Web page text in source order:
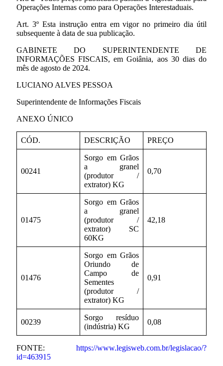
Operações Internas como para Operações Interestaduais.
Art. 3º Esta instrução entra em vigor no primeiro dia útil
subsequente à data de sua publicação.
GABINETE DO SUPERINTENDENTE DE
INFORMAÇÕES FISCAIS, em Goiânia, aos 30 dias do
mês de agosto de 2024.
LUCIANO ALVES PESSOA
Superintendente de Informações Fiscais
ANEXO ÚNICO
CÓD. DESCRIÇÃO PREÇO
00241
Sorgo em Grãos
a granel
(produtor /
extrator) KG
0,70
01475
Sorgo em Grãos
a granel
(produtor /
extrator) SC
60KG
42,18
01476
Sorgo em Grãos
Oriundo de
Campo de
Sementes
(produtor /
extrator) KG
0,91
00239
Sorgo resíduo
(indústria) KG
0,08
FONTE: https://www.legisweb.com.br/legislacao/?
id=463915